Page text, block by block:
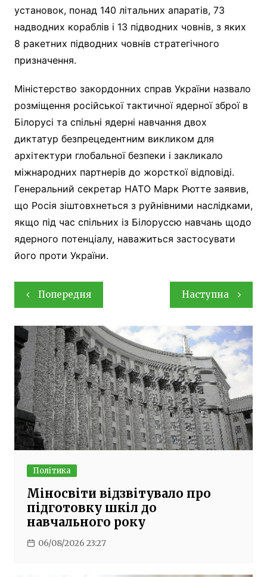
установок, понад 140 літальних апаратів, 73
надводних кораблів і 13 підводних човнів, з яких
8 ракетних підводних човнів стратегічного
призначення.
Міністерство закордонних справ України назвало
розміщення російської тактичної ядерної зброї в
Білорусі та спільні ядерні навчання двох
диктатур безпрецедентним викликом для
архітектури глобальної безпеки і закликало
міжнародних партнерів до жорсткої відповіді.
Генеральний секретар НАТО Марк Рютте заявив,
що Росія зіштовхнеться з руйнівними наслідками,
якщо під час спільних із Білоруссю навчань щодо
ядерного потенціалу, наважиться застосувати
його проти України.
Навігація
записів
Попередня Наступна
Політика
Міносвіти відзвітувало про
підготовку шкіл до
навчального року
06/08/2026 23:27